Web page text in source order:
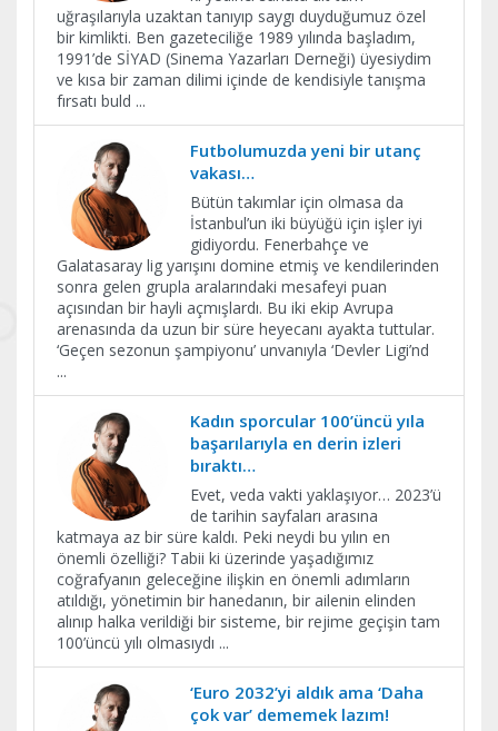
uğraşılarıyla uzaktan tanıyıp saygı duyduğumuz özel
bir kimlikti. Ben gazeteciliğe 1989 yılında başladım,
1991’de SİYAD (Sinema Yazarları Derneği) üyesiydim
ve kısa bir zaman dilimi içinde de kendisiyle tanışma
fırsatı buld ...
Futbolumuzda yeni bir utanç
vakası…
Bütün takımlar için olmasa da
İstanbul’un iki büyüğü için işler iyi
gidiyordu. Fenerbahçe ve
Galatasaray lig yarışını domine etmiş ve kendilerinden
sonra gelen grupla aralarındaki mesafeyi puan
açısından bir hayli açmışlardı. Bu iki ekip Avrupa
arenasında da uzun bir süre heyecanı ayakta tuttular.
‘Geçen sezonun şampiyonu’ unvanıyla ‘Devler Ligi’nd
...
Kadın sporcular 100’üncü yıla
başarılarıyla en derin izleri
bıraktı…
Evet, veda vakti yaklaşıyor… 2023’ü
de tarihin sayfaları arasına
katmaya az bir süre kaldı. Peki neydi bu yılın en
önemli özelliği? Tabii ki üzerinde yaşadığımız
coğrafyanın geleceğine ilişkin en önemli adımların
atıldığı, yönetimin bir hanedanın, bir ailenin elinden
alınıp halka verildiği bir sisteme, bir rejime geçişin tam
100’üncü yılı olmasıydı ...
‘Euro 2032’yi aldık ama ‘Daha
çok var’ dememek lazım!